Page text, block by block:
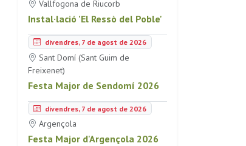
Vallfogona de Riucorb
Instal·lació 'El Ressò del Poble'
divendres, 7 de agost de 2026
Sant Domí (Sant Guim de
Freixenet)
Festa Major de Sendomí 2026
divendres, 7 de agost de 2026
Argençola
Festa Major d'Argençola 2026